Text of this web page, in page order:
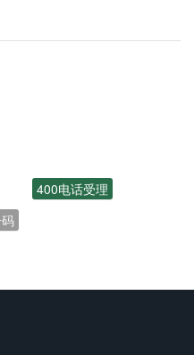
400电话受理